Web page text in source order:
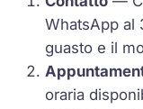
WhatsApp al
guasto e il
oraria